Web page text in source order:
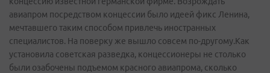
авиапром посредством концессии было идеей фикс Ленина,
мечтавшего таким способом привлечь иностранных
специалистов. На поверку же вышло совсем по-другому.Как
установила советская разведка, концессионеры не столько
были озабочены подъемом красного авиапрома, сколько